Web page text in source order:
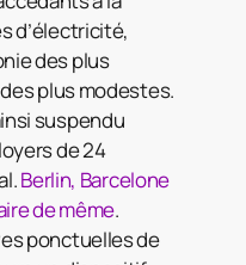
d’électricité,
des plus
plus modestes.
suspendu
de 24
Berlin, Barcelone
de même.
ponctuelles de